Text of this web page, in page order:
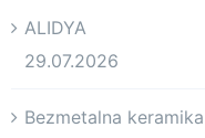
ALIDYA
29.07.2026
Bezmetalna keramika